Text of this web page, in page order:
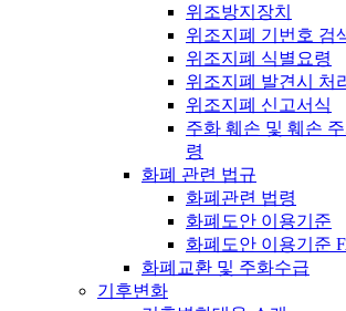
위조방지장치
위조지폐 기번호 검
위조지폐 식별요령
위조지폐 발견시 처
위조지폐 신고서식
주화 훼손 및 훼손
령
화폐 관련 법규
화폐관련 법령
화폐도안 이용기준
화폐도안 이용기준
화폐교환 및 주화수급
기후변화